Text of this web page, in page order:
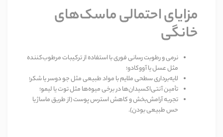
مزایای احتمالی ماسک‌های
خانگی
نرمی و رطوبت رسانی فوریبا استفاده از ترکیبات مرطوب‌کننده
مثل عسل یا آووکادو؛
لایه‌برداری سطحی ملایمبا مواد طبیعی مثل جو دوسر یا شکر؛
تأمین آنتی‌اکسیدان‌هادر برخی میوه‌ها مثل توت یا لیمو؛
تجربه آرامش‌بخشو کاهش استرس پوست (از طریق ماساژ یا
حس طبیعی بودن).